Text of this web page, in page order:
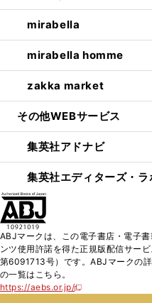
mirabella
mirabella homme
zakka market
その他WEBサービス
集英社アドナビ
集英社エディターズ・ラ
ABJマークは、この電子書店・電子
ンツ使用許諾を得た正規版配信サー
第6091713号）です。ABJマークの
の一覧はこちら。
https://aebs.or.jp/
新